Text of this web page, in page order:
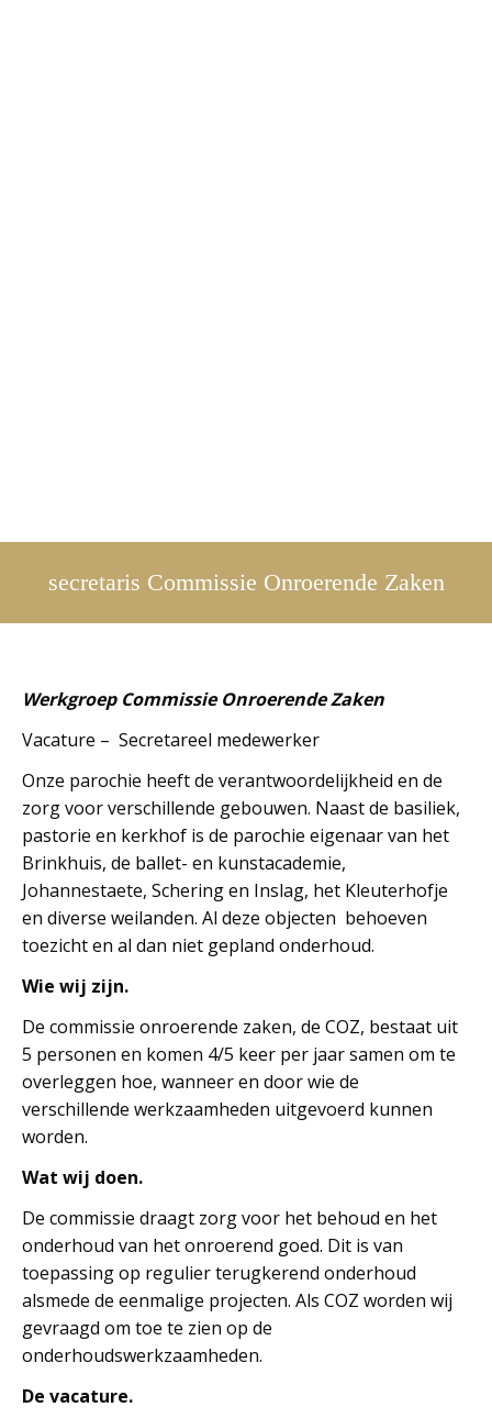
secretaris Commissie Onroerende Zaken
Werkgroep Commissie Onroerende Zaken
Vacature – Secretareel medewerker
Onze parochie heeft de verantwoordelijkheid en de
zorg voor verschillende gebouwen. Naast de basiliek,
pastorie en kerkhof is de parochie eigenaar van het
Brinkhuis, de ballet- en kunstacademie,
Johannestaete, Schering en Inslag, het Kleuterhofje
en diverse weilanden. Al deze objecten behoeven
toezicht en al dan niet gepland onderhoud.
Wie wij zijn.
De commissie onroerende zaken, de COZ, bestaat uit
5 personen en komen 4/5 keer per jaar samen om te
overleggen hoe, wanneer en door wie de
verschillende werkzaamheden uitgevoerd kunnen
worden.
Wat wij doen.
De commissie draagt zorg voor het behoud en het
onderhoud van het onroerend goed. Dit is van
toepassing op regulier terugkerend onderhoud
alsmede de eenmalige projecten. Als COZ worden wij
gevraagd om toe te zien op de
onderhoudswerkzaamheden.
De vacature.